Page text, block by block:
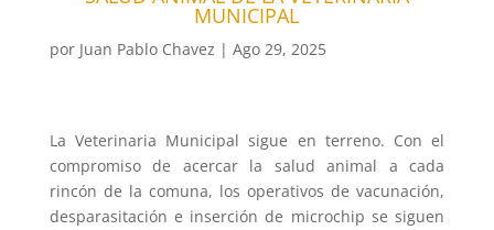
MUNICIPAL
por Juan Pablo Chavez | Ago 29, 2025
La Veterinaria Municipal sigue en terreno. Con el
compromiso de acercar la salud animal a cada
rincón de la comuna, los operativos de vacunación,
desparasitación e inserción de microchip se siguen